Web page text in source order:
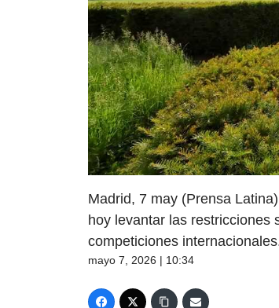
Madrid, 7 may (Prensa
hoy levantar las restricciones
competiciones
mayo 7, 2026 | 10:34